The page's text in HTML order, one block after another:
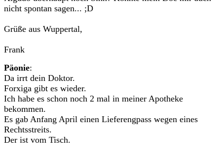
nicht spontan sagen... ;D
Grüße aus Wuppertal,
Frank
Päonie:
Da irrt dein Doktor.
Forxiga gibt es wieder.
Ich habe es schon noch 2 mal in meiner Apotheke
bekommen.
Es gab Anfang April einen Lieferengpass wegen eines
Rechtsstreits.
Der ist vom Tisch.